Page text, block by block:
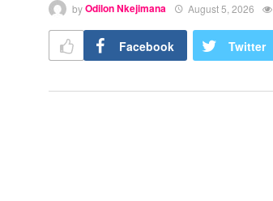
byOdilon Nkejimana August 5, 2026
Facebook Twitter